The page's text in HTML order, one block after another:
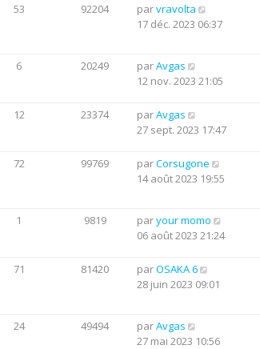
53 92204 parvravolta
17 déc. 2023 06:37
6 20249 parAvgas
12 nov. 2023 21:05
12 23374 parAvgas
27 sept. 2023 17:47
72 99769 parCorsugone
14 août 2023 19:55
1 9819 paryour momo
06 août 2023 21:24
71 81420 parOSAKA 6
28 juin 2023 09:01
24 49494 parAvgas
27 mai 2023 10:56